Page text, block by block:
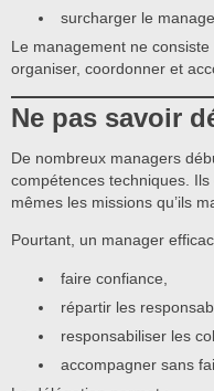
surcharger le
Le management ne
organiser, coordonner et
Ne pas savoir
De nombreux managers
compétences techniques.
mêmes les missions qu’ils
Pourtant, un manager
faire confiance,
répartir les
responsabiliser les
accompagner sans